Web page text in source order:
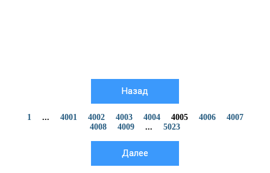
Назад
1 ... 4001 4002 4003 4004 4005 4006
4007
4008
4009 ... 5023
Далее